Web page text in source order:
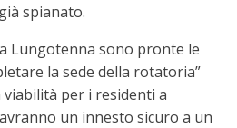
spianato.
Lungotenna sono pronte le
la sede della rotatoria”
per i residenti a
un innesto sicuro a un